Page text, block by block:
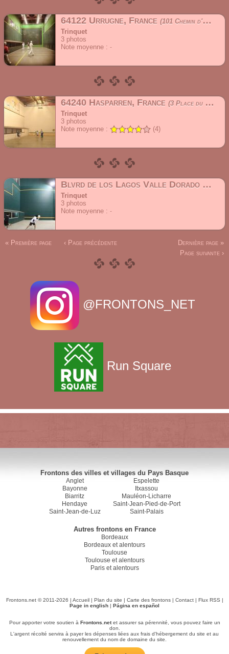
64122 Urrugne, France
101 Chemin d'Aguerrenborda
Trinquet
3 photos
Note moyenne :
64240 Hasparren, France
3 Place du Jeu de Paume
Trinquet
3 photos
Note moyenne :
(4)
Blvrd de los Lagos Valle Dorado 22890 Ensenada, B.C. Mexique
Trinquet
3 photos
Note moyenne :
« Première page ‹ Page précédente
Dernière page »
Page suivante ›
@FRONTONS_NET
Run Square
Frontons des villes et villages du Pays Basque
Anglet
Bayonne
Biarritz
Hendaye
Saint-Jean-de-Luz
Espelette
Itxassou
Mauléon-Licharre
Saint-Jean-Pied-de-Port
Saint-Palais
Autres frontons en France
Bordeaux
Bordeaux et alentours
Toulouse
Toulouse et alentours
Paris et alentours
Frontons.net © 2011-2026 | Accueil| Plan du site | Carte des frontons| Contact| Flux RSS |
Page in english | Página en español
Pour apporter votre soutien à Frontons.netet assurer sa pérennité, vous pouvez faire un
don.
L'argent récolté servira à payer les dépenses liées aux frais d'hébergement du site et au
renouvellement du nom de domaine du site.